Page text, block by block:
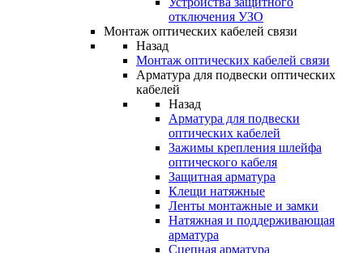
отключения УЗО
Монтаж оптических кабелей связи
Назад
Монтаж оптических кабелей связи
Арматура для подвески оптических
кабелей
Назад
Арматура для подвески
оптических кабелей
Зажимы крепления шлейфа
оптического кабеля
Защитная арматура
Клещи натяжные
Ленты монтажные и замки
Натяжная и поддерживающая
арматура
Сцепная арматура